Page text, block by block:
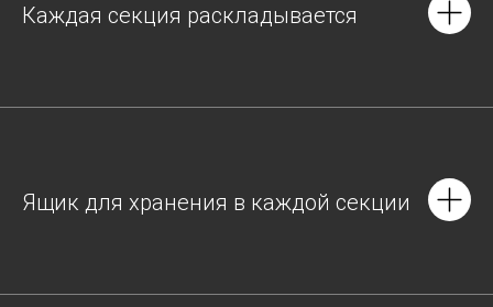
Каждая секция раскладывается
Ящик для хранения в каждой секции